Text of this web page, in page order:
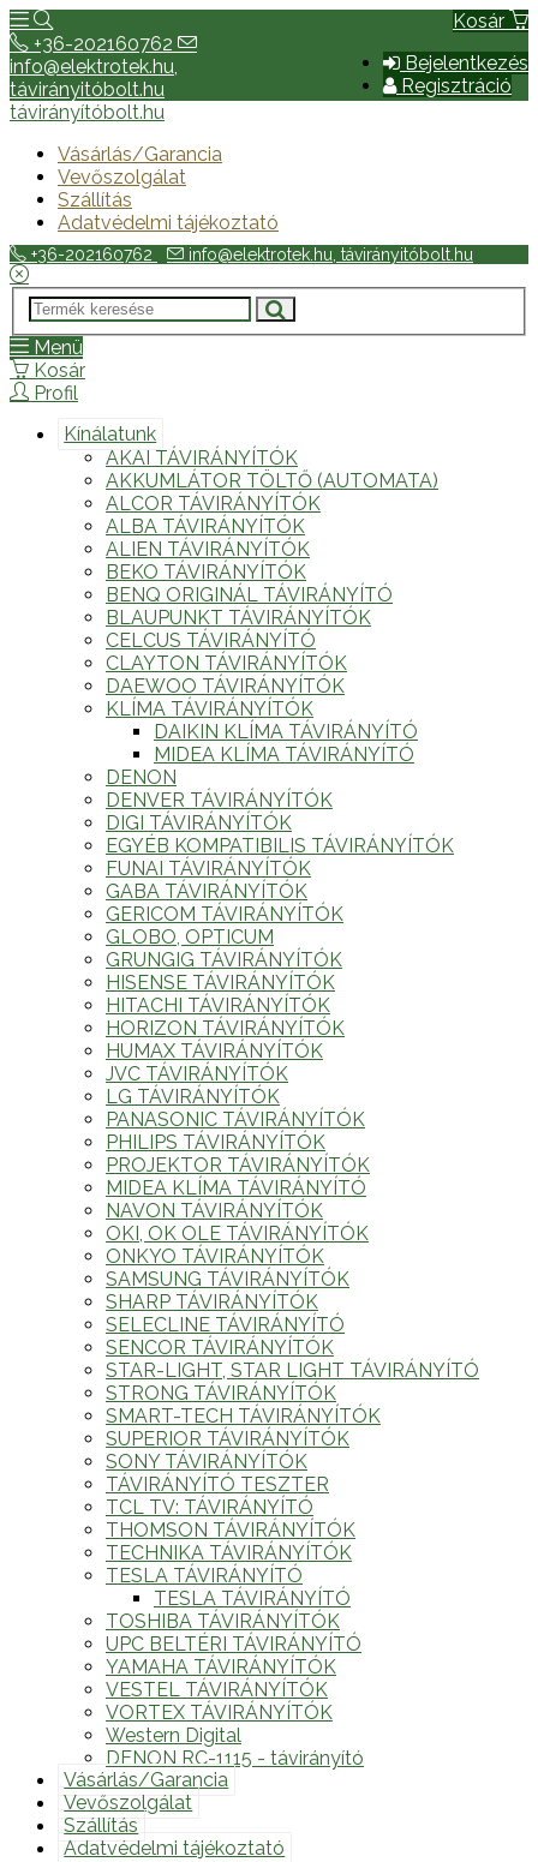
Kosár
Bejelentkezés
Regisztráció
+36-202160762
info@elektrotek.hu,
távirányitóbolt.hu
távirányítóbolt.hu
Vásárlás/Garancia
Vevőszolgálat
Szállítás
Adatvédelmi tájékoztató
+36-202160762 info@elektrotek.hu, távirányitóbolt.hu
Menü
Kosár
Profil
Kínálatunk
AKAI TÁVIRÁNYÍTÓK
AKKUMLÁTOR TÖLTŐ (AUTOMATA)
ALCOR TÁVIRÁNYÍTÓK
ALBA TÁVIRÁNYÍTÓK
ALIEN TÁVIRÁNYÍTÓK
BEKO TÁVIRÁNYÍTÓK
BENQ ORIGINÁL TÁVIRÁNYÍTÓ
BLAUPUNKT TÁVIRÁNYÍTÓK
CELCUS TÁVIRÁNYÍTÓ
CLAYTON TÁVIRÁNYÍTÓK
DAEWOO TÁVIRÁNYÍTÓK
KLÍMA TÁVIRÁNYÍTÓK
DAIKIN KLÍMA TÁVIRÁNYÍTÓ
MIDEA KLÍMA TÁVIRÁNYÍTÓ
DENON
DENVER TÁVIRÁNYÍTÓK
DIGI TÁVIRÁNYÍTÓK
EGYÉB KOMPATIBILIS TÁVIRÁNYÍTÓK
FUNAI TÁVIRÁNYÍTÓK
GABA TÁVIRÁNYÍTÓK
GERICOM TÁVIRÁNYÍTÓK
GLOBO, OPTICUM
GRUNGIG TÁVIRÁNYÍTÓK
HISENSE TÁVIRÁNYÍTÓK
HITACHI TÁVIRÁNYÍTÓK
HORIZON TÁVIRÁNYÍTÓK
HUMAX TÁVIRÁNYÍTÓK
JVC TÁVIRÁNYÍTÓK
LG TÁVIRÁNYÍTÓK
PANASONIC TÁVIRÁNYÍTÓK
PHILIPS TÁVIRÁNYÍTÓK
PROJEKTOR TÁVIRÁNYÍTÓK
MIDEA KLÍMA TÁVIRÁNYÍTÓ
NAVON TÁVIRÁNYÍTÓK
OKI, OK OLE TÁVIRÁNYÍTÓK
ONKYO TÁVIRÁNYÍTÓK
SAMSUNG TÁVIRÁNYÍTÓK
SHARP TÁVIRÁNYÍTÓK
SELECLINE TÁVIRÁNYÍTÓ
SENCOR TÁVIRÁNYÍTÓK
STAR-LIGHT, STAR LIGHT TÁVIRÁNYÍTÓ
STRONG TÁVIRÁNYÍTÓK
SMART-TECH TÁVIRÁNYÍTÓK
SUPERIOR TÁVIRÁNYÍTÓK
SONY TÁVIRÁNYÍTÓK
TÁVIRÁNYÍTÓ TESZTER
TCL TV: TÁVIRÁNYÍTÓ
THOMSON TÁVIRÁNYÍTÓK
TECHNIKA TÁVIRÁNYÍTÓK
TESLA TÁVIRÁNYÍTÓ
TESLA TÁVIRÁNYÍTÓ
TOSHIBA TÁVIRÁNYÍTÓK
UPC BELTÉRI TÁVIRÁNYÍTÓ
YAMAHA TÁVIRÁNYÍTÓK
VESTEL TÁVIRÁNYÍTÓK
VORTEX TÁVIRÁNYÍTÓK
Western Digital
DENON RC-1115 - távirányító
Vásárlás/Garancia
Vevőszolgálat
Szállítás
Adatvédelmi tájékoztató